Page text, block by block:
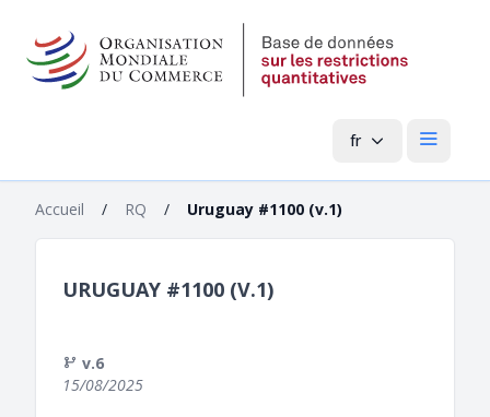
fr Menu
Accueil / RQ / Uruguay #1100 (v.1)
URUGUAY #1100 (V.1)
v.6
15/08/2025